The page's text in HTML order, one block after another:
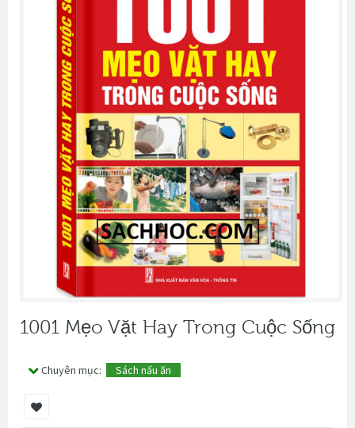
1001 Mẹo Vặt Hay Trong Cuộc Sống
Chuyên mục: Sách nấu ăn